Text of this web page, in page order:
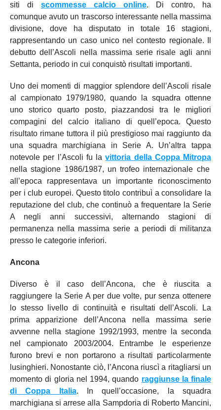
siti di scommesse calcio online. Di contro, ha
comunque avuto un trascorso interessante nella massima
divisione, dove ha disputato in totale 16 stagioni,
rappresentando un caso unico nel contesto regionale. Il
debutto dell’Ascoli nella massima serie risale agli anni
Settanta, periodo in cui conquistò risultati importanti.
Uno dei momenti di maggior splendore dell’Ascoli risale
al campionato 1979/1980, quando la squadra ottenne
uno storico quarto posto, piazzandosi tra le migliori
compagini del calcio italiano di quell’epoca. Questo
risultato rimane tuttora il più prestigioso mai raggiunto da
una squadra marchigiana in Serie A. Un’altra tappa
notevole per l’Ascoli fu lavittoria della Coppa Mitropa
nella stagione 1986/1987, un trofeo internazionale che
all’epoca rappresentava un importante riconoscimento
per i club europei. Questo titolo contribuì a consolidare la
reputazione del club, che continuò a frequentare la Serie
A negli anni successivi, alternando stagioni di
permanenza nella massima serie a periodi di militanza
presso le categorie inferiori.
Ancona
Diverso è il caso dell’Ancona, che è riuscita a
raggiungere la Serie A per due volte, pur senza ottenere
lo stesso livello di continuità e risultati dell’Ascoli. La
prima apparizione dell’Ancona nella massima serie
avvenne nella stagione 1992/1993, mentre la seconda
nel campionato 2003/2004. Entrambe le esperienze
furono brevi e non portarono a risultati particolarmente
lusinghieri. Nonostante ciò, l’Ancona riuscì a ritagliarsi un
momento di gloria nel 1994, quando raggiunse la finale
di Coppa Italia. In quell’occasione, la squadra
marchigiana si arrese alla Sampdoria di Roberto Mancini,